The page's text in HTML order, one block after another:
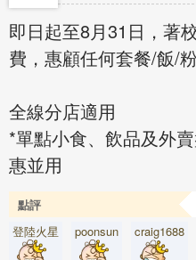
即日起至8月31日，著
費，惠顧任何套餐/飯/
全線分店適用
*單點小食、飲品及外
惠並用
點評
登陸火星
poonsun craig1688